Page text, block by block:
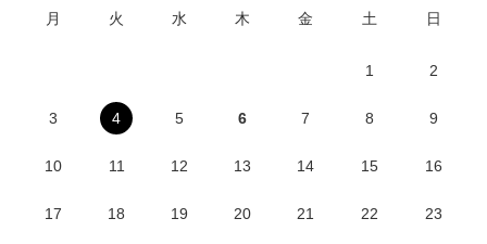
月 火 水 木 金 土 日
1 2
3 4 5 6 7 8 9
10 11 12 13 14 15 16
17 18 19 20 21 22 23